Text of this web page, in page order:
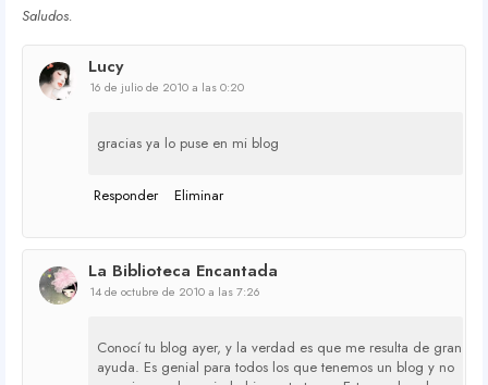
Saludos.
Lucy
16 de julio de 2010 a las 0:20
gracias ya lo puse en mi blog
Responder Eliminar
La Biblioteca Encantada
14 de octubre de 2010 a las 7:26
Conocí tu blog ayer, y la verdad es que me resulta de gran
ayuda. Es genial para todos los que tenemos un blog y no